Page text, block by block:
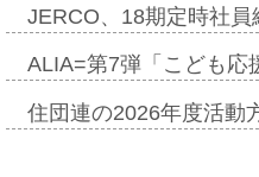
JERCO、18期定時社
ALIA=第7弾「こども
住団連の2026年度活動